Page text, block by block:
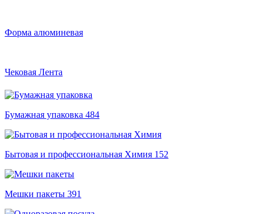
Форма алюминевая
Чековая Лента
Бумажная упаковка 484
Бытовая и профессиональная Химия 152
Мешки пакеты 391